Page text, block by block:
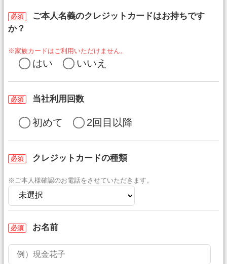
必須
ご本人名義のクレジットカードはお持ちです
か？
※家族カードはご利用いただけません。
はい いいえ
必須 当社利用回数
初めて 2回目以降
必須 クレジットカードの種類
※ご本人様確認のお電話をさせていただきます。
必須 お名前